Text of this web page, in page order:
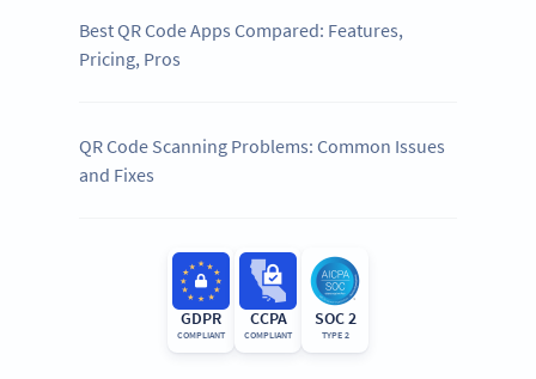
Best QR Code Apps Compared: Features,
Pricing, Pros
QR Code Scanning Problems: Common Issues
and Fixes
GDPR
COMPLIANT
CCPA
COMPLIANT
SOC 2
TYPE 2